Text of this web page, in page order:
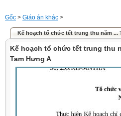
Gốc > Giáo án khác >
Kế hoạch tổ chức tết trung thu năm ...
Kế hoạch tổ chức tết trung thu
Tam Hưng A